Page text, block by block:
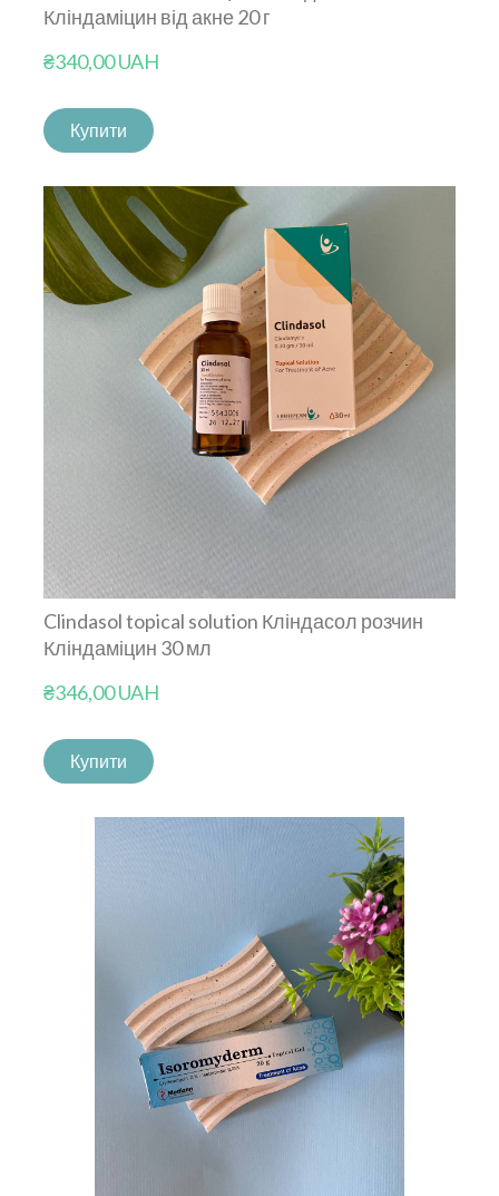
Кліндаміцин від акне 20 г
₴340,00 UAH
Купити
Clindasol topical solution Кліндасол розчин
Кліндаміцин 30 мл
₴346,00 UAH
Купити